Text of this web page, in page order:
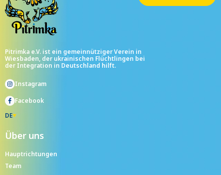
Pitrimka e.V. ist ein gemeinnütziger Verein in
Wiesbaden, der ukrainischen Flüchtlingen bei
der Integration in Deutschland hilft.
Instagram
Facebook
DE
Über uns
Hauptrichtungen
Team